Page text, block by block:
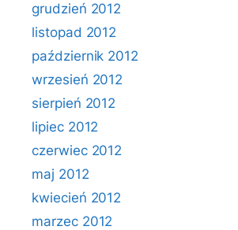
grudzień 2012
listopad 2012
październik 2012
wrzesień 2012
sierpień 2012
lipiec 2012
czerwiec 2012
maj 2012
kwiecień 2012
marzec 2012